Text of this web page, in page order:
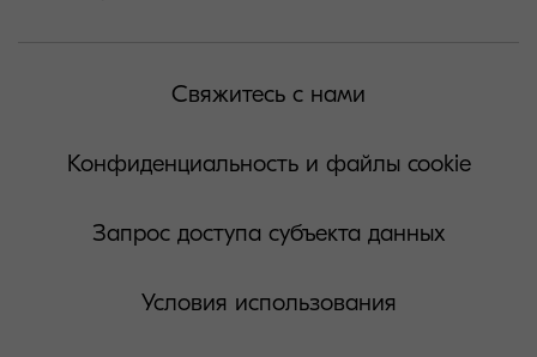
Свяжитесь с нами
Конфиденциальность и файлы cookie
Запрос доступа субъекта данных
Условия использования